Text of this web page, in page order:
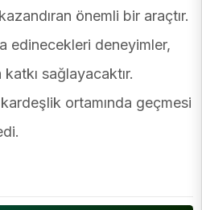
önemli bir araçtır.
edinecekleri deneyimler,
katkı sağlayacaktır.
ortamında geçmesi